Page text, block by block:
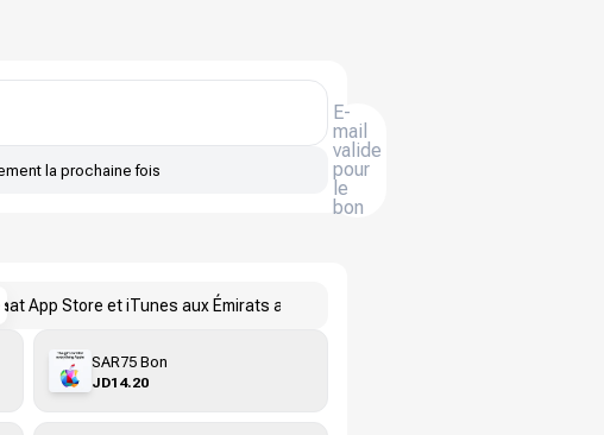
E-
mail
valide
pour
le
bon
la prochaine fois
saoudite
App Store et iTunes aux Émirats arabes unis
SAR75 Bon
JD14.20